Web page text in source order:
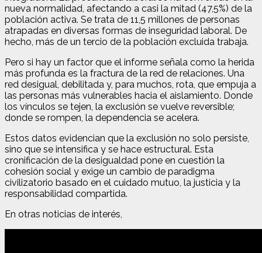
nueva normalidad, afectando a casi la mitad (47,5%) de la
población activa. Se trata de 11,5 millones de personas
atrapadas en diversas formas de inseguridad laboral. De
hecho, más de un tercio de la población excluida trabaja.
Pero si hay un factor que el informe señala como la herida
más profunda es la fractura de la red de relaciones. Una
red desigual, debilitada y, para muchos, rota, que empuja a
las personas más vulnerables hacia el aislamiento. Donde
los vínculos se tejen, la exclusión se vuelve reversible;
donde se rompen, la dependencia se acelera.
Estos datos evidencian que la exclusión no solo persiste,
sino que se intensifica y se hace estructural. Esta
cronificación de la desigualdad pone en cuestión la
cohesión social y exige un cambio de paradigma
civilizatorio basado en el cuidado mutuo, la justicia y la
responsabilidad compartida.
En otras noticias de interés,